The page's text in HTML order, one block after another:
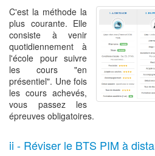
C'est la méthode la
plus courante. Elle
consiste à venir
quotidiennement à
l'école pour suivre
les cours "en
présentiel". Une fois
les cours achevés,
vous passez les
épreuves obligatoires.
ii - Réviser le BTS PIM à